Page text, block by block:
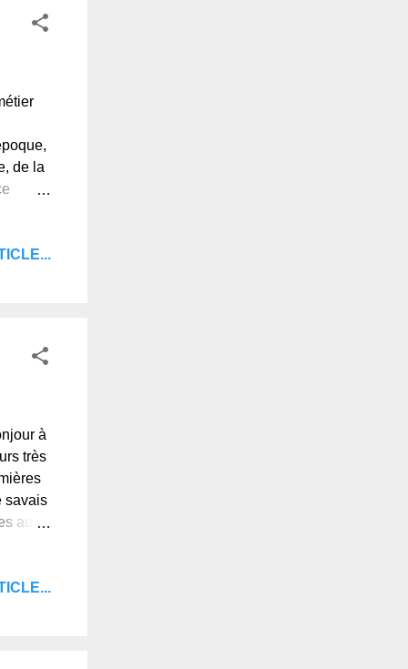
de la
:
à
très
savais
au